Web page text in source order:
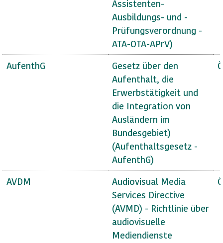
Assistenten-
Ausbildungs- und -
Prüfungsverordnung -
ATA-OTA-APrV)
AufenthG
Gesetz über den
Aufenthalt, die
Erwerbstätigkeit und
die Integration von
Ausländern im
Bundesgebiet)
(Aufenthaltsgesetz -
AufenthG)
AVDM
Audiovisual Media
Services Directive
(AVMD) - Richtlinie über
audiovisuelle
Mediendienste